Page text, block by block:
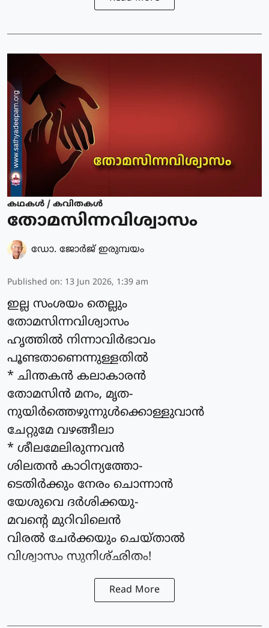
കഥകള്‍ / കവിതകള്‍
തോമസിന്നവിശ്വാസം
ഡോ. ജോര്‍ജ് ഇരുമ്പയം
Published on: 13 Jun 2026, 1:39 am
ഇല്ല സംശയം തെല്ലും
തോമസിന്നവിശ്വാസം
ഹൃത്തിൽ നിന്നാവിർഭാവം
പൂണ്ടതാണെന്നുള്ളതിൽ
* ചിന്തകൻ കലാകാരൻ
തോമസിൻ മനം, മൃത-
നുയിർത്തെഴുന്നുൾക്കൊള്ളുവാൻ
ചേറ്റുമേ വഴങ്ങീലാ
* ശീലമേലിരുന്നവൻ
ശിലതൻ കാഠിന്യത്തോ-
ടെതിർക്കും നേരം ചൊന്നാൻ
യേശുവെ ദർശിക്കയു-
മവന്റെ മുറിവിലെൻ
വിരൽ ചേർക്കയും ചെയ്താൽ
വിശ്വാസം സുനിശ്ഛിതം!
Read More